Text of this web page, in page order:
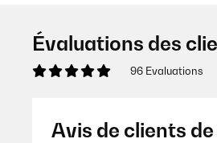
Évaluations des
96 Evaluations
Avis de clients